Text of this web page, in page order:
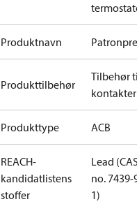
R404AR407C R410A
Produktnavn
Produkttilbehør
Tilbehør
kontakter
Produkttype ACB
REACH-
kandidatlistens
stoffer
Lead
no. 7439-
1)